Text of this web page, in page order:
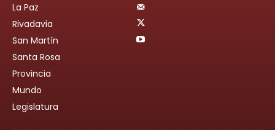
La Paz
Rivadavia
San Martín
Santa Rosa
Provincia
Mundo
Legislatura